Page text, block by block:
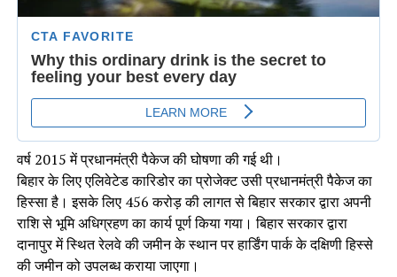
वर्ष 2015 में प्रधानमंत्री पैकेज की घोषणा की गई थी।
बिहार के लिए एलिवेटेड कारिडोर का प्रोजेक्ट उसी प्रधानमंत्री पैकेज का
हिस्सा है। इसके लिए 456 करोड़ की लागत से बिहार सरकार द्वारा अपनी
राशि से भूमि अधिग्रहण का कार्य पूर्ण किया गया। बिहार सरकार द्वारा
दानापुर में स्थित रेलवे की जमीन के स्थान पर हार्डिंग पार्क के दक्षिणी हिस्से
की जमीन को उपलब्ध कराया जाएगा।